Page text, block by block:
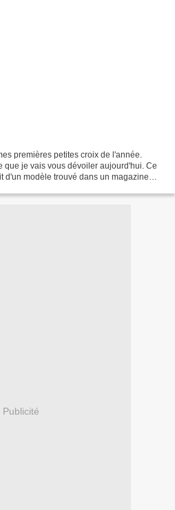
premières petites croix de l'année.
que je vais vous dévoiler aujourd'hui. Ce
d'un modèle trouvé dans un magazine
Publicité